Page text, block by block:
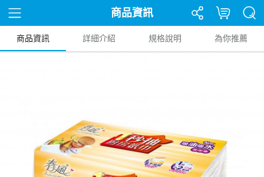
商品資訊
商品資訊 詳細介紹 規格說明 為你推薦